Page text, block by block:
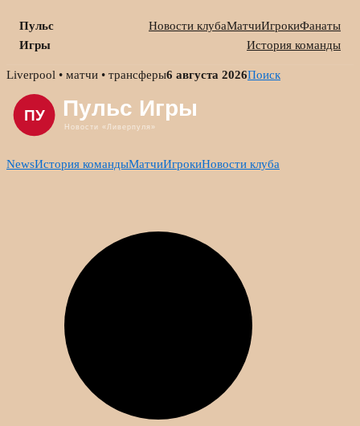
Пульс
Игры
Новости клубаМатчиИгрокиФанаты
История команды
Skip
content
Liverpool • матчи • трансферы6 августа 2026Поиск
NewsИстория командыМатчиИгрокиНовости клуба